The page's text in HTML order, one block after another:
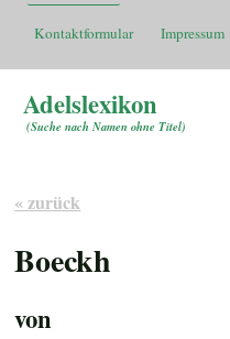
Kontaktformular Impressum
Adelslexikon
(Suche nach Namen ohne Titel)
« zurück
Boeckh
von